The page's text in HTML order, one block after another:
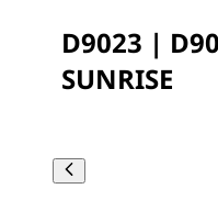
D9023 |
SUNRISE